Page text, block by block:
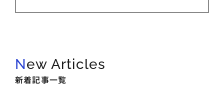
New Articles
新着記事一覧